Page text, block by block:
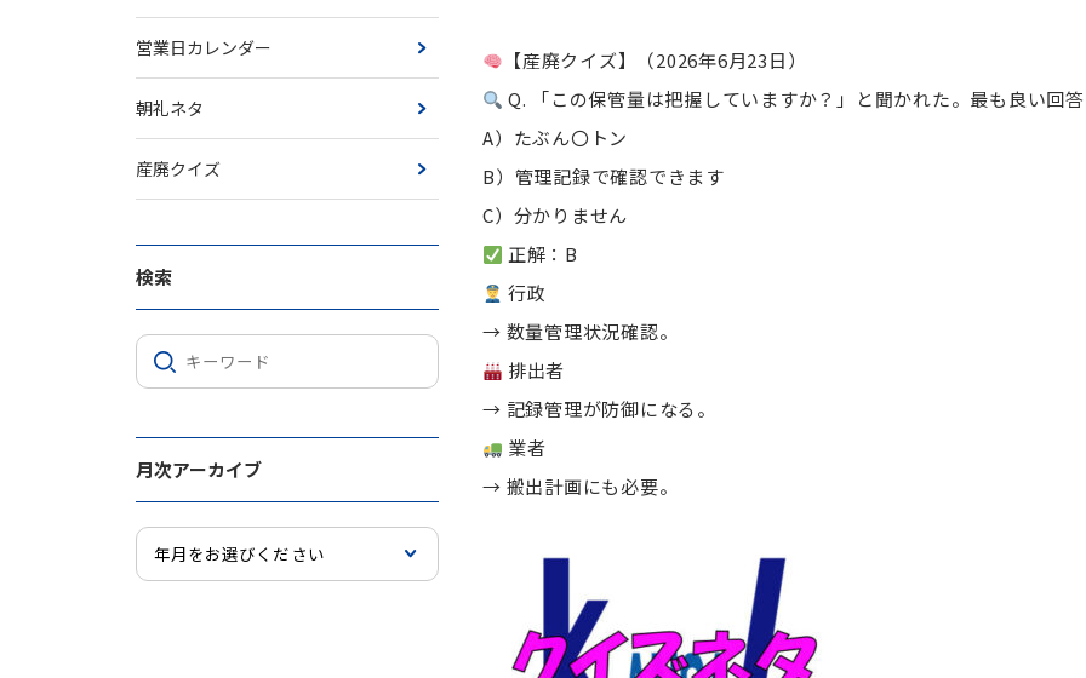
営業日カレンダー
朝礼ネタ
産廃クイズ
検索
月次アーカイブ
【産廃クイズ】（2026年6月23日）
Q. 「この保管量は把握していますか？」と聞かれた。最も良い回
A）たぶん〇トン
B）管理記録で確認できます
C）分かりません
正解：B
行政
→ 数量管理状況確認。
排出者
→ 記録管理が防御になる。
業者
→ 搬出計画にも必要。